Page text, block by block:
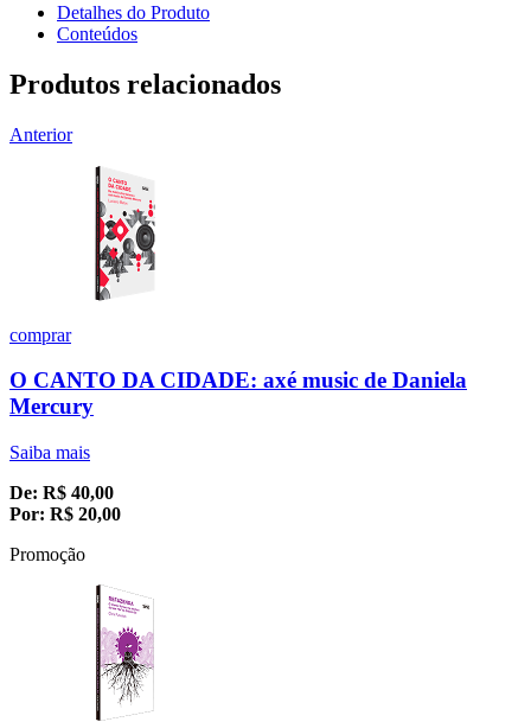
Detalhes do Produto
Conteúdos
Produtos relacionados
Anterior
comprar
O CANTO DA CIDADE: axé music de Daniela
Mercury
Saiba mais
De: R$ 40,00
Por: R$ 20,00
Promoção